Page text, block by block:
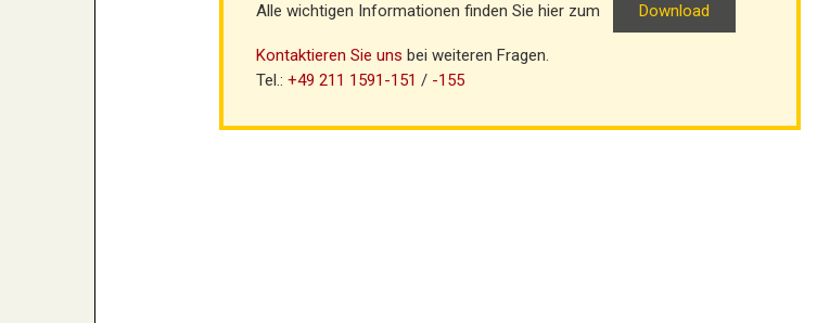
Alle wichtigen Informationen finden Sie hier zum Download
Kontaktieren Sie uns bei weiteren Fragen.
Tel.: +49 211 1591-151 / -155